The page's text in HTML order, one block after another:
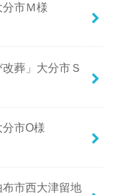
分市Ｍ様
改葬」大分市Ｓ
分市O様
布市西大津留地